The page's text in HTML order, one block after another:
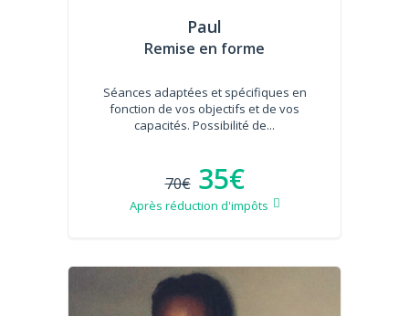
Paul
Remise en forme
Séances adaptées et spécifiques en
fonction de vos objectifs et de vos
capacités. Possibilité de...
70€ 35€
Après réduction d'impôts